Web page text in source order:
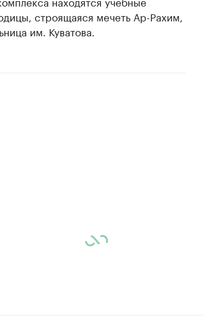
строящаяся мечеть Ар-Рахим,
им. Куватова.